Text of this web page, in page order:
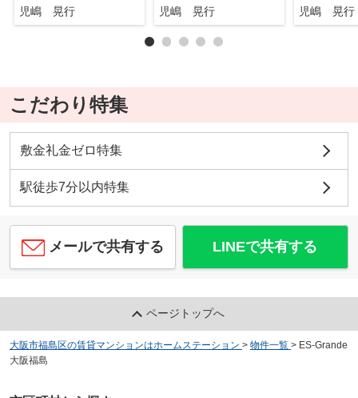
児嶋 晃行 児嶋 晃行 児嶋 晃行
こだわり特集
敷金礼金ゼロ特集
駅徒歩7分以内特集
メールで共有する LINEで共有する
ページトップへ
大阪市福島区の賃貸マンションはホームステーション > 物件一覧 > ES-Grande
大阪福島